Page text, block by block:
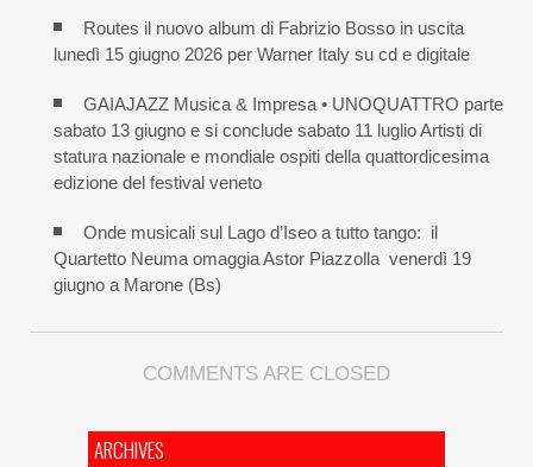
Routes il nuovo album di Fabrizio Bosso in uscita
lunedì 15 giugno 2026 per Warner Italy su cd e digitale
GAIAJAZZ Musica & Impresa • UNOQUATTRO parte
sabato 13 giugno e si conclude sabato 11 luglio Artisti di
statura nazionale e mondiale ospiti della quattordicesima
edizione del festival veneto
Onde musicali sul Lago d’Iseo a tutto tango: il
Quartetto Neuma omaggia Astor Piazzolla venerdì 19
giugno a Marone (Bs)
COMMENTS ARE CLOSED
ARCHIVES